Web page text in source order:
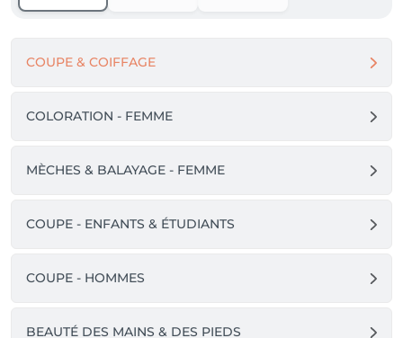
COUPE & COIFFAGE
COLORATION - FEMME
MÈCHES & BALAYAGE - FEMME
COUPE - ENFANTS & ÉTUDIANTS
COUPE - HOMMES
BEAUTÉ DES MAINS & DES PIEDS